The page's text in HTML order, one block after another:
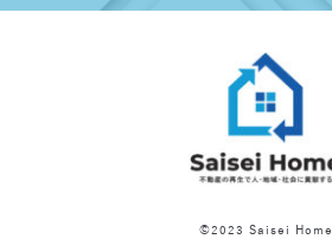
©2023 Saisei Home